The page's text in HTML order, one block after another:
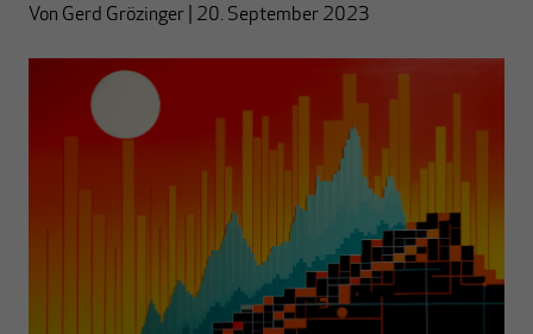
Von Gerd Grözinger 20. September 2023